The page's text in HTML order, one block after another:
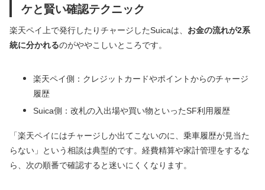
ケと賢い確認テクニック
楽天ペイ上で発行したりチャージしたSuicaは、 お金の流れが2系
統に分かれるのがややこしいところです。
楽天ペイ側：クレジットカードやポイントからのチャージ
履歴
Suica側：改札の入出場や買い物といったSF利用履歴
「楽天ペイにはチャージしか出てこないのに、乗車履歴が見当た
らない」という相談は典型的です。経費精算や家計管理をするな
ら、次の順番で確認すると迷いにくくなります。